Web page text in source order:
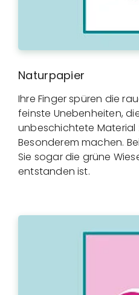
Naturpapier
Ihre Finger spüren die
feinste Unebenheiten,
unbeschichtete Material
Besonderem machen.
Sie sogar die grüne
entstanden ist.